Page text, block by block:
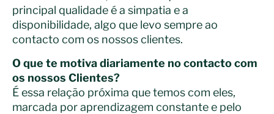
principal qualidade é a simpatia e a
disponibilidade, algo que levo sempre ao
contacto com os nossos clientes.
O que te motiva diariamente no contacto com
os nossos Clientes?
É essa relação próxima que temos com eles,
marcada por aprendizagem constante e pelo